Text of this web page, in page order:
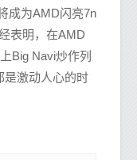
成为AMD闪亮7n
表明，在AMD
Big Navi炒作列
是激动人心的时